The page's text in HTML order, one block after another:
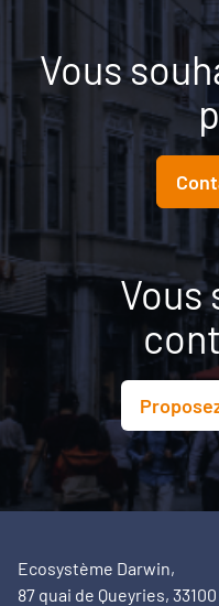
Vous
Vous
Ecosystème Darwin,
87 quai de Queyries,